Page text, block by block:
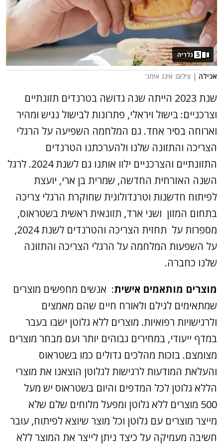
אכילה | צילום: אינג אימג'
5 גלריה
שנת 2023 הייתה שנה גדושה בטרנדים תזונתיים
וצרכניים: בישול ויראלי, פתרונות לבישול נגיש ומהיר
וארוחה בסיר אחד. גם המלחמה השפיעה על הרגלי
הצריכה והתזונה שלנו ולהערכתנו הטרנדים
התזונתיים והצרכניים ילוו אותנו גם לשנת 2024. לרגל
השנה האזרחית החדשה, שמרית בן ארי, יועצת
לפיתוח חדשנות וטרנדולוגית שחוקרת הרגלי צריכה
בתחום המזון ושני ארד, תזונאית ראשית בשטראוס,
מספרות על תחזית הצריכה והטרנדים לשנת 2024,
על השפעות המלחמה על הרגלי הצריכה והתזונה
שלנו כחברה.
מוצרים מותאמים אישית: אנשים מחפשים מוצרים
שמתאימים לגילם ולאורח חיים שהם מאמצים
ולרגישויות רפואיות. מוצרים ללא גלוטן ישבו בעבר
במדף ייעודי, במחירים גבוהים יותר ועם מבחר מוצרים
מצומצם. בזכות מהלכים גדולים כמו בשטראוס
והעלאת המודעות לרגישות לגלוטן הוצאנו את מוצרי
הללא גלוטן לכל המדפים והיום בשטראוס יש מעל
500 מוצרים ללא גלוטן ומפעל מלוחים שלם שלא
מייצר מוצרים עם גלוטן וכל מוצר שיוצא לפיתוח, עובר
חשיבה מעמיקה על כיצד ניתן לייצר את המוצר ללא